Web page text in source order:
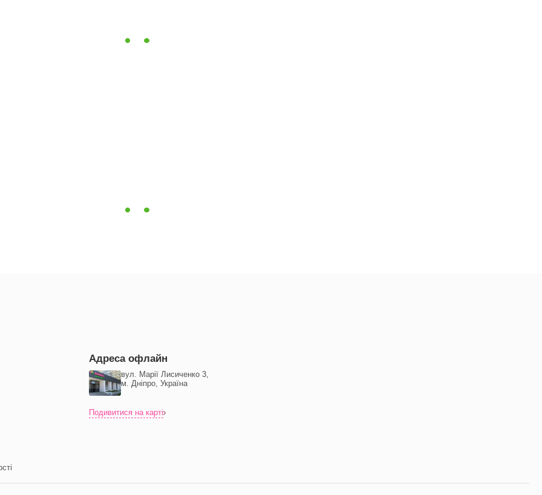
Адреса офлайн
вул. Марії Лисиченко 3,
м. Дніпро, Україна
Подивитися на карті